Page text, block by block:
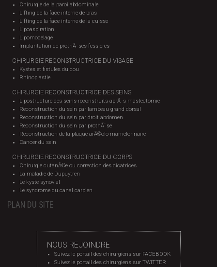
Chirurgie de la paroi abdominale
Lifting de la face interne de bras
Lifting de la face interne de la cuisse
Lipoaspiration
Lipomodelage
Implantation de prothÃ¨ses fessieres
CHIRURGIE RECONSTRUCTRICE DU VISAGE
Kystes et fistules du cou
Rhinoplastie
CHIRURGIE RECONSTRUCTRICE DES SEINS
Lipostructure des seins reconstruits aprÃ¨s mastectomie
Reconstruction du sein par lambeau grand dorsal
Reconstruction du sein par droit abdomen
Reconstruction du sein par prothÃ¨se
Reconstruction de la plaque arÃ©olo-mamelonnaire
Cancer du sein
CHIRURGIE RECONSTRUCTRICE DU CORPS
Chirurgie cutanÃ©e ou correction des cicatrices
La maladie de Dupuytren
Le kyste synovial
Le syndrome du canal carpien
PLAN DU SITE
NOUS REJOINDRE
Suivez le portail des chirurgiens sur FACEBOOK
Suivez le portail des chirurgiens sur TWITTER